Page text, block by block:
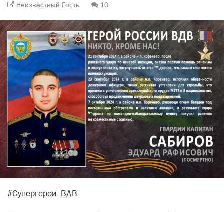
Неизвестный Гость
10
#Супергерои_ВДВ